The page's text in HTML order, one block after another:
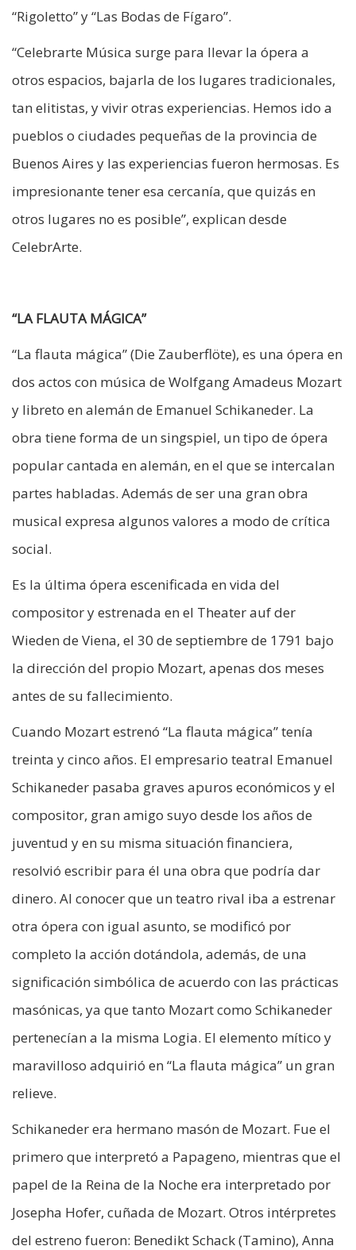
“Rigoletto” y “Las Bodas de Fígaro”.
“Celebrarte Música surge para llevar la ópera a
otros espacios, bajarla de los lugares tradicionales,
tan elitistas, y vivir otras experiencias. Hemos ido a
pueblos o ciudades pequeñas de la provincia de
Buenos Aires y las experiencias fueron hermosas. Es
impresionante tener esa cercanía, que quizás en
otros lugares no es posible”, explican desde
CelebrArte.
“LA FLAUTA MÁGICA”
“La flauta mágica” (Die Zauberflöte), es una ópera en
dos actos con música de Wolfgang Amadeus Mozart
y libreto en alemán de Emanuel Schikaneder. La
obra tiene forma de un singspiel, un tipo de ópera
popular cantada en alemán, en el que se intercalan
partes habladas. Además de ser una gran obra
musical expresa algunos valores a modo de crítica
social.
Es la última ópera escenificada en vida del
compositor y estrenada en el Theater auf der
Wieden de Viena, el 30 de septiembre de 1791 bajo
la dirección del propio Mozart, apenas dos meses
antes de su fallecimiento.
Cuando Mozart estrenó “La flauta mágica” tenía
treinta y cinco años. El empresario teatral Emanuel
Schikaneder pasaba graves apuros económicos y el
compositor, gran amigo suyo desde los años de
juventud y en su misma situación financiera,
resolvió escribir para él una obra que podría dar
dinero. Al conocer que un teatro rival iba a estrenar
otra ópera con igual asunto, se modificó por
completo la acción dotándola, además, de una
significación simbólica de acuerdo con las prácticas
masónicas, ya que tanto Mozart como Schikaneder
pertenecían a la misma Logia. El elemento mítico y
maravilloso adquirió en “La flauta mágica” un gran
relieve.
Schikaneder era hermano masón de Mozart. Fue el
primero que interpretó a Papageno, mientras que el
papel de la Reina de la Noche era interpretado por
Josepha Hofer, cuñada de Mozart. Otros intérpretes
del estreno fueron: Benedikt Schack (Tamino), Anna